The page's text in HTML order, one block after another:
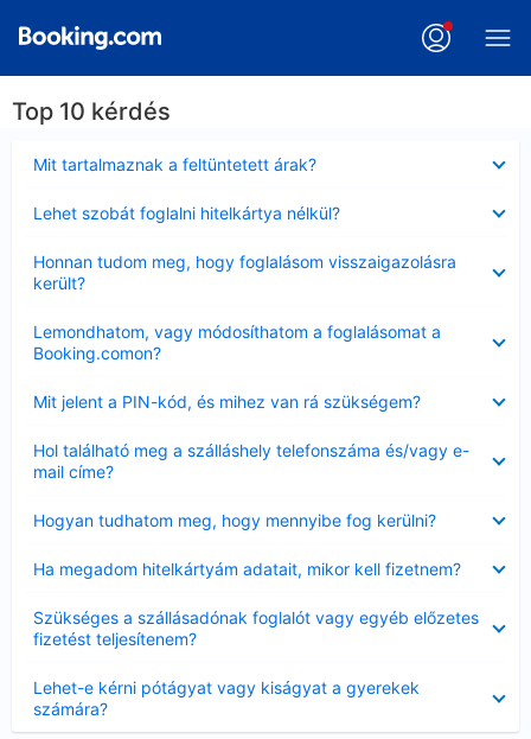
Top 10 kérdés
Mit tartalmaznak a feltüntetett árak?
Lehet szobát foglalni hitelkártya nélkül?
Honnan tudom meg, hogy foglalásom visszaigazolásra
került?
Lemondhatom, vagy módosíthatom a foglalásomat a
Booking.comon?
Mit jelent a PIN-kód, és mihez van rá szükségem?
Hol található meg a szálláshely telefonszáma és/vagy e-
mail címe?
Hogyan tudhatom meg, hogy mennyibe fog kerülni?
Ha megadom hitelkártyám adatait, mikor kell fizetnem?
Szükséges a szállásadónak foglalót vagy egyéb előzetes
fizetést teljesítenem?
Lehet-e kérni pótágyat vagy kiságyat a gyerekek
számára?